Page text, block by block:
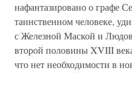
нафантазировано о графе
таинственном человеке,
с Железной Маской и
второй половины XVIII
что нет необходимости в